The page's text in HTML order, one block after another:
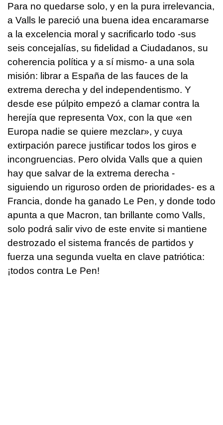
Para no quedarse solo, y en la pura irrelevancia,
a Valls le pareció una buena idea encaramarse
a la excelencia moral y sacrificarlo todo -sus
seis concejalías, su fidelidad a Ciudadanos, su
coherencia política y a sí mismo- a una sola
misión: librar a España de las fauces de la
extrema derecha y del independentismo. Y
desde ese púlpito empezó a clamar contra la
herejía que representa Vox, con la que «en
Europa nadie se quiere mezclar», y cuya
extirpación parece justificar todos los giros e
incongruencias. Pero olvida Valls que a quien
hay que salvar de la extrema derecha -
siguiendo un riguroso orden de prioridades- es a
Francia, donde ha ganado Le Pen, y donde todo
apunta a que Macron, tan brillante como Valls,
solo podrá salir vivo de este envite si mantiene
destrozado el sistema francés de partidos y
fuerza una segunda vuelta en clave patriótica:
¡todos contra Le Pen!